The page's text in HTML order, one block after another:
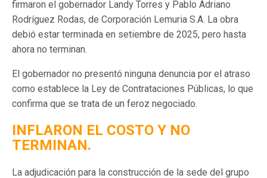
firmaron el gobernador Landy Torres y Pablo Adriano
Rodríguez Rodas, de Corporación Lemuria S.A. La obra
debió estar terminada en setiembre de 2025, pero hasta
ahora no terminan.
El gobernador no presentó ninguna denuncia por el atraso
como establece la Ley de Contrataciones Públicas, lo que
confirma que se trata de un feroz negociado.
INFLARON EL COSTO Y NO
TERMINAN.
La adjudicación para la construcción de la sede del grupo